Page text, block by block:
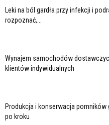
Leki na ból gardła przy infekcji i
rozpoznać,...
Wynajem samochodów
klientów indywidualnych
Produkcja i konserwacja pomników
po kroku